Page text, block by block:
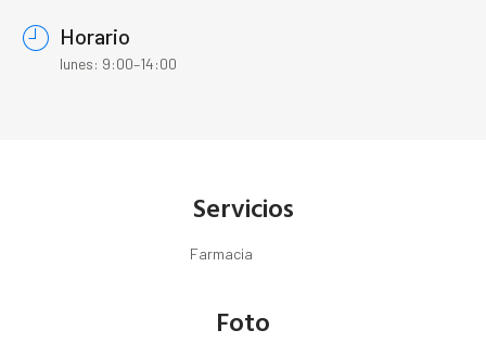
Horario
lunes: 9:00–14:00
Servicios
Farmacia
Foto